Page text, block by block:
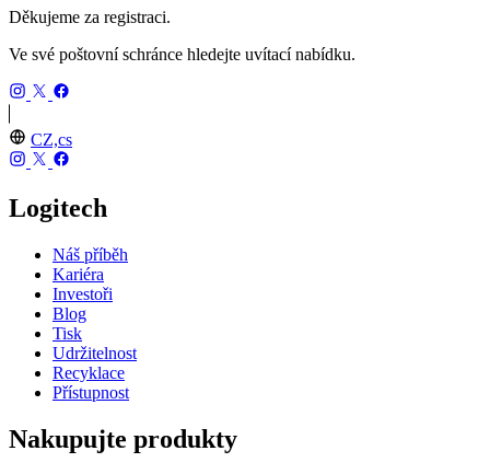
Děkujeme za registraci.
Ve své poštovní schránce hledejte uvítací nabídku.
CZ,cs
Logitech
Náš příběh
Kariéra
Investoři
Blog
Tisk
Udržitelnost
Recyklace
Přístupnost
Nakupujte produkty